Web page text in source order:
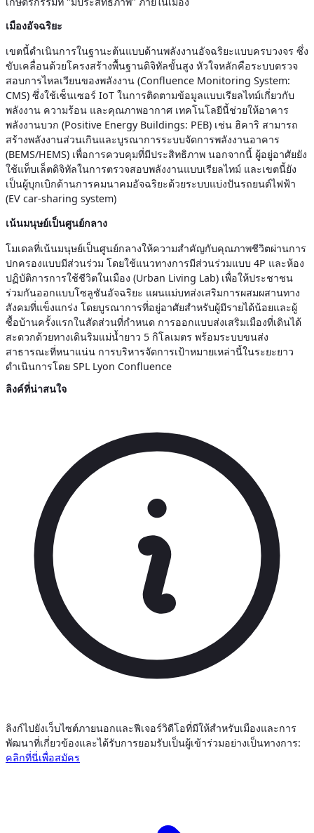
เมืองอัจฉริยะ
เขตนี้ดำเนินการในฐานะต้นแบบด้านพลังงานอัจฉริยะแบบครบวงจร ซึ่ง
ขับเคลื่อนด้วยโครงสร้างพื้นฐานดิจิทัลขั้นสูง หัวใจหลักคือระบบตรวจ
สอบการไหลเวียนของพลังงาน (Confluence Monitoring System:
CMS) ซึ่งใช้เซ็นเซอร์ IoT ในการติดตามข้อมูลแบบเรียลไทม์เกี่ยวกับ
พลังงาน ความร้อน และคุณภาพอากาศ เทคโนโลยีนี้ช่วยให้อาคาร
พลังงานบวก (Positive Energy Buildings: PEB) เช่น ฮิคาริ สามารถ
สร้างพลังงานส่วนเกินและบูรณาการระบบจัดการพลังงานอาคาร
(BEMS/HEMS) เพื่อการควบคุมที่มีประสิทธิภาพ นอกจากนี้ ผู้อยู่อาศัยยัง
ใช้แท็บเล็ตดิจิทัลในการตรวจสอบพลังงานแบบเรียลไทม์ และเขตนี้ยัง
เป็นผู้บุกเบิกด้านการคมนาคมอัจฉริยะด้วยระบบแบ่งปันรถยนต์ไฟฟ้า
(EV car-sharing system)
เน้นมนุษย์เป็นศูนย์กลาง
โมเดลที่เน้นมนุษย์เป็นศูนย์กลางให้ความสำคัญกับคุณภาพชีวิตผ่านการ
ปกครองแบบมีส่วนร่วม โดยใช้แนวทางการมีส่วนร่วมแบบ 4P และห้อง
ปฏิบัติการการใช้ชีวิตในเมือง (Urban Living Lab) เพื่อให้ประชาชน
ร่วมกันออกแบบโซลูชันอัจฉริยะ แผนแม่บทส่งเสริมการผสมผสานทาง
สังคมที่แข็งแกร่ง โดยบูรณาการที่อยู่อาศัยสำหรับผู้มีรายได้น้อยและผู้
ซื้อบ้านครั้งแรกในสัดส่วนที่กำหนด การออกแบบส่งเสริมเมืองที่เดินได้
สะดวกด้วยทางเดินริมแม่น้ำยาว 5 กิโลเมตร พร้อมระบบขนส่ง
สาธารณะที่หนาแน่น การบริหารจัดการเป้าหมายเหล่านี้ในระยะยาว
ดำเนินการโดย SPL Lyon Confluence
ลิงค์ที่น่าสนใจ
ลิงก์ไปยังเว็บไซต์ภายนอกและฟีเจอร์วิดีโอที่มีให้สำหรับเมืองและการ
พัฒนาที่เกี่ยวข้องและได้รับการยอมรับเป็นผู้เข้าร่วมอย่างเป็นทางการ:
คลิกที่นี่เพื่อสมัคร